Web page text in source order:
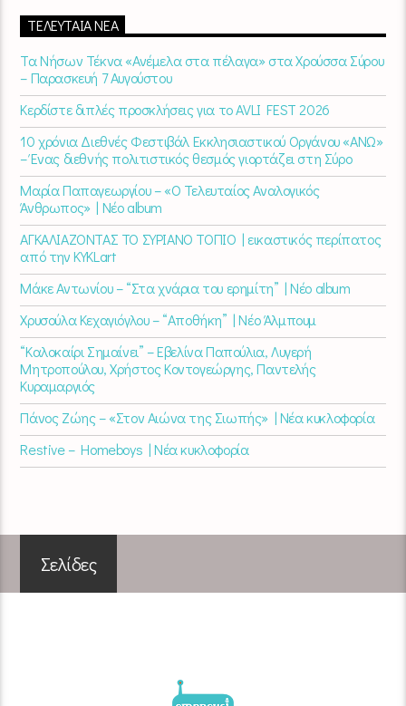
ΤΕΛΕΥΤΑΊΑ ΝΈΑ
Τα Νήσων Τέκνα «Ανέμελα στα πέλαγα» στα Χρούσσα Σύρου
– Παρασκευή 7 Αυγούστου
Κερδίστε διπλές προσκλήσεις για το AVLI FEST 2026
10 χρόνια Διεθνές Φεστιβάλ Εκκλησιαστικού Οργάνου «ΑΝΩ»
– Ένας διεθνής πολιτιστικός θεσμός γιορτάζει στη Σύρο​
Μαρία Παπαγεωργίου – «Ο Τελευταίος Αναλογικός
Άνθρωπος» | Νέο album
ΑΓΚΑΛΙΑΖΟΝΤΑΣ ΤΟ ΣΥΡΙΑΝΟ ΤΟΠΙΟ | εικαστικός περίπατος
από την KYKLart
Μάκε Αντωνίου – “Στα χνάρια του ερημίτη” | Νέο album
Χρυσούλα Κεχαγιόγλου – “Αποθήκη” | Νέο Άλμπουμ
“Καλοκαίρι Σημαίνει” – Εβελίνα Παπούλια, Λυγερή
Μητροπούλου, Χρήστος Κοντογεώργης, Παντελής
Κυραμαργιός
Πάνος Ζώης – «Στον Αιώνα της Σιωπής» | Νέα κυκλοφορία
Restive – Homeboys | Νέα κυκλοφορία
Σελίδες